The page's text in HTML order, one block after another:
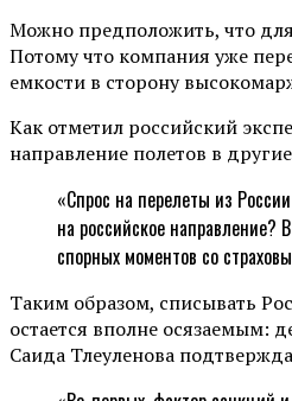
Можно предположить, что для
Потому что компания уже
емкости в сторону
Как отметил российский
направление полетов в
«Спрос на перелеты из
на российское
спорных моментов со
Таким образом, списывать
остается вполне осязаемым:
Саида Тлеуленова